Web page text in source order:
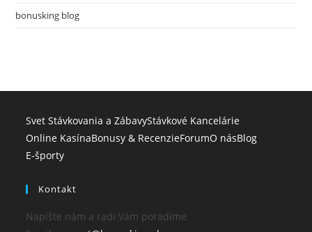
bonusking blog
Svet Stávkovania a ZábavyStávkové Kancelárie
Online KasínaBonusy & RecenzieForumO násBlog
E-športy
Kontakt
Napíšte nám a radi Vám poradíme